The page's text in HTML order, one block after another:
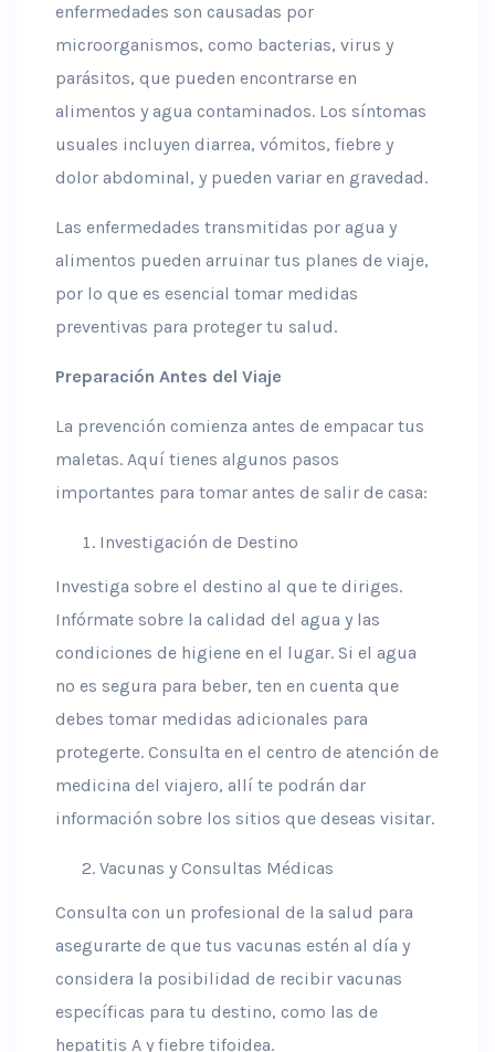
enfermedades son causadas por
microorganismos, como bacterias, virus y
parásitos, que pueden encontrarse en
alimentos y agua contaminados. Los síntomas
usuales incluyen diarrea, vómitos, fiebre y
dolor abdominal, y pueden variar en gravedad.
Las enfermedades transmitidas por agua y
alimentos pueden arruinar tus planes de viaje,
por lo que es esencial tomar medidas
preventivas para proteger tu salud.
Preparación Antes del Viaje
La prevención comienza antes de empacar tus
maletas. Aquí tienes algunos pasos
importantes para tomar antes de salir de casa:
Investigación de Destino
Investiga sobre el destino al que te diriges.
Infórmate sobre la calidad del agua y las
condiciones de higiene en el lugar. Si el agua
no es segura para beber, ten en cuenta que
debes tomar medidas adicionales para
protegerte. Consulta en el centro de atención de
medicina del viajero, allí te podrán dar
información sobre los sitios que deseas visitar.
Vacunas y Consultas Médicas
Consulta con un profesional de la salud para
asegurarte de que tus vacunas estén al día y
considera la posibilidad de recibir vacunas
específicas para tu destino, como las de
hepatitis A y fiebre tifoidea.